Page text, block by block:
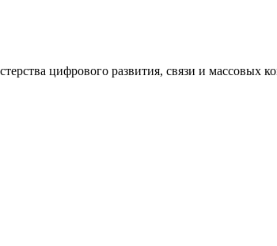
цифрового развития, связи и массовых